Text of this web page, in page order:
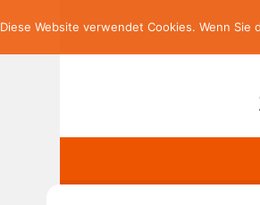
Diese Website verwendet Cookies. Wenn